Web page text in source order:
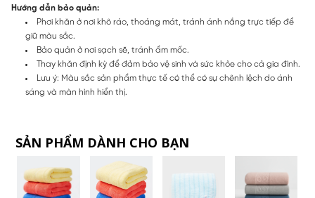
Hướng dẫn bảo quản:
Phơi khăn ở nơi khô ráo, thoáng mát, tránh ánh nắng trực tiếp để
giữ màu sắc.
Bảo quản ở nơi sạch sẽ, tránh ẩm mốc.
Thay khăn định kỳ để đảm bảo vệ sinh và sức khỏe cho cả gia đình.
Lưu ý: Màu sắc sản phẩm thực tế có thể có sự chênh lệch do ánh
sáng và màn hình hiển thị.
SẢN PHẨM DÀNH CHO BẠN